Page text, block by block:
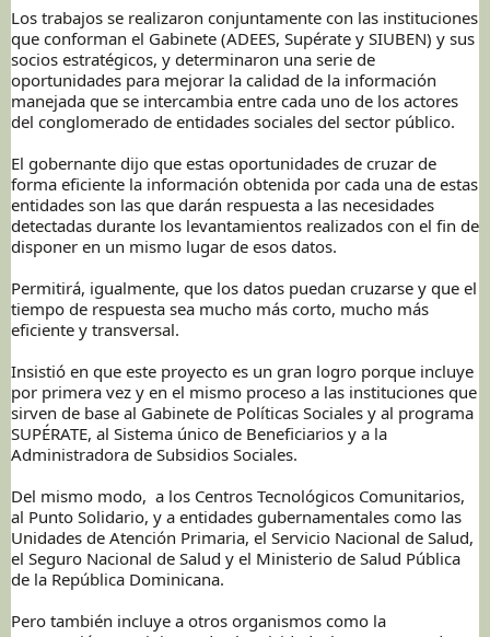
Los trabajos se realizaron conjuntamente con las instituciones
que conforman el Gabinete (ADEES, Supérate y SIUBEN) y sus
socios estratégicos, y determinaron una serie de
oportunidades para mejorar la calidad de la información
manejada que se intercambia entre cada uno de los actores
del conglomerado de entidades sociales del sector público.
El gobernante dijo que estas oportunidades de cruzar de
forma eficiente la información obtenida por cada una de estas
entidades son las que darán respuesta a las necesidades
detectadas durante los levantamientos realizados con el fin de
disponer en un mismo lugar de esos datos.
Permitirá, igualmente, que los datos puedan cruzarse y que el
tiempo de respuesta sea mucho más corto, mucho más
eficiente y transversal.
Insistió en que este proyecto es un gran logro porque incluye
por primera vez y en el mismo proceso a las instituciones que
sirven de base al Gabinete de Políticas Sociales y al programa
SUPÉRATE, al Sistema único de Beneficiarios y a la
Administradora de Subsidios Sociales.
Del mismo modo, a los Centros Tecnológicos Comunitarios,
al Punto Solidario, y a entidades gubernamentales como las
Unidades de Atención Primaria, el Servicio Nacional de Salud,
el Seguro Nacional de Salud y el Ministerio de Salud Pública
de la República Dominicana.
Pero también incluye a otros organismos como la